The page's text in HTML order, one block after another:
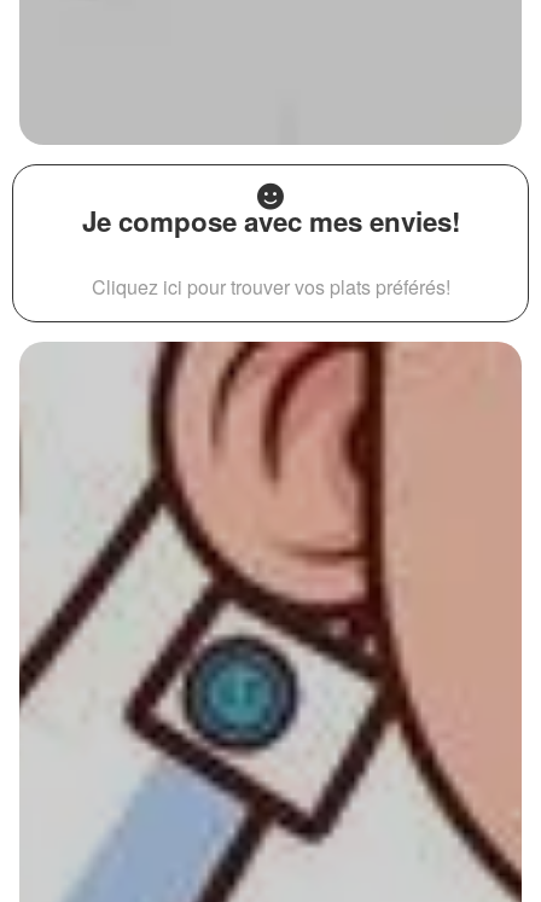
Je compose avec mes envies!
Cliquez ici pour trouver vos plats préférés!